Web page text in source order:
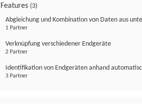
Features (3)
Abgleichung und Kombination von Daten aus
1 Partner
Verknüpfung verschiedener Endgeräte
2 Partner
Identifikation von Endgeräten anhand
3 Partner